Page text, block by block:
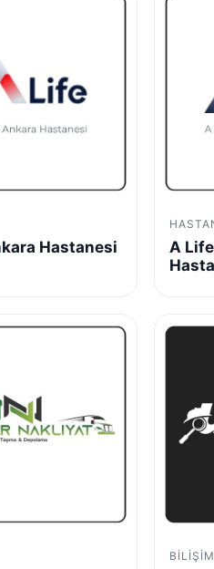
Hastanesi
A